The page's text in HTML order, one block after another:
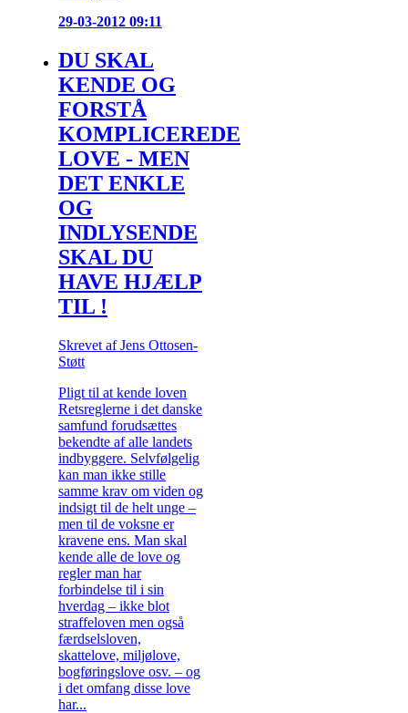
29-03-2012 09:11
DU SKAL
KENDE OG
FORSTÅ
KOMPLICEREDE
LOVE - MEN
DET ENKLE
OG
INDLYSENDE
SKAL DU
HAVE HJÆLP
TIL !
Skrevet af Jens Ottosen-
Støtt
Pligt til at kende loven
Retsreglerne i det danske
samfund forudsættes
bekendte af alle landets
indbyggere. Selvfølgelig
kan man ikke stille
samme krav om viden og
indsigt til de helt unge –
men til de voksne er
kravene ens. Man skal
kende alle de love og
regler man har
forbindelse til i sin
hverdag – ikke blot
straffeloven men også
færdselsloven,
skattelove, miljølove,
bogføringslove osv. – og
i det omfang disse love
har...